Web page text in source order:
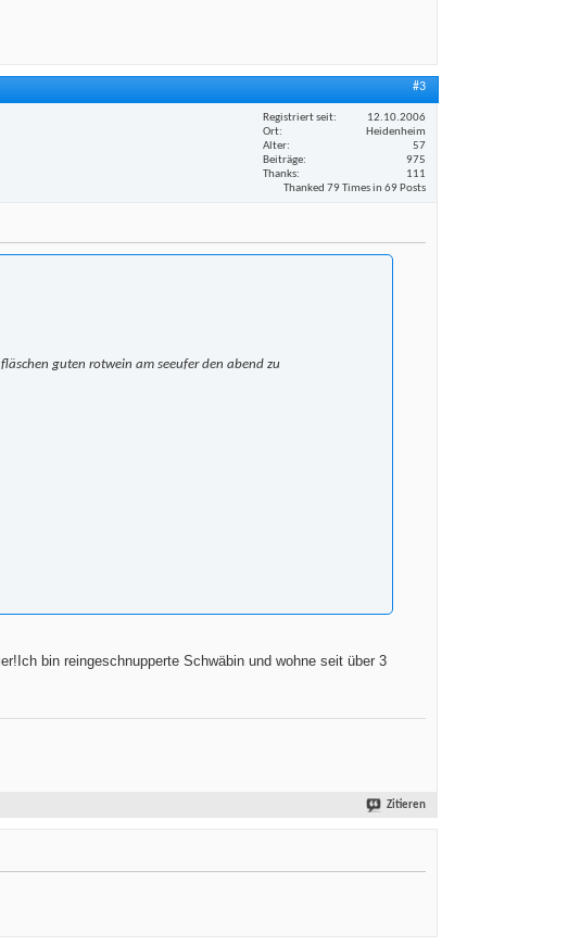
#3
Registriert seit
12.10.2006
Ort
Heidenheim
Alter
57
Beiträge
975
Thanks
111
Thanked 79 Times in 69 Posts
guten rotwein am seeufer den abend zu
bin reingeschnupperte Schwäbin und wohne seit über 3
Zitieren